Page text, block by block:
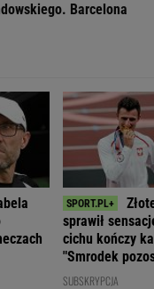
Barcelona
sprawił
cichu kończy
"Smrodek
SUBSKRYPCJA